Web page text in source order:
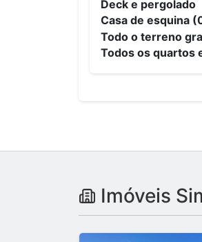
Deck e pergolado
Casa de esquina
Todo o terreno
Todos os quartos
Imóveis